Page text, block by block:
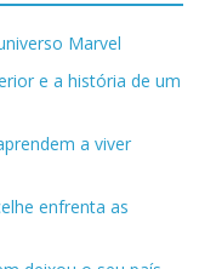
Marvel
e a história de um
a viver
enfrenta as